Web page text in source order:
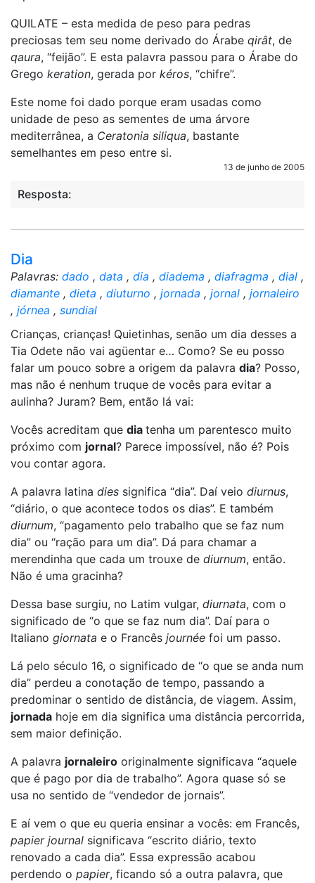
QUILATE – esta medida de peso para pedras
preciosas tem seu nome derivado do Árabe qirât, de
qaura, “feijão”. E esta palavra passou para o Árabe do
Grego keration, gerada por kéros, “chifre”.
Este nome foi dado porque eram usadas como
unidade de peso as sementes de uma árvore
mediterrânea, a Ceratonia siliqua, bastante
semelhantes em peso entre si.
13 de junho de 2005
Resposta:
Dia
Palavras: dado , data , dia , diadema , diafragma , dial ,
diamante , dieta , diuturno , jornada , jornal , jornaleiro
, jórnea , sundial
Crianças, crianças! Quietinhas, senão um dia desses a
Tia Odete não vai agüentar e… Como? Se eu posso
falar um pouco sobre a origem da palavra dia? Posso,
mas não é nenhum truque de vocês para evitar a
aulinha? Juram? Bem, então lá vai:
Vocês acreditam que dia tenha um parentesco muito
próximo com jornal? Parece impossível, não é? Pois
vou contar agora.
A palavra latina dies significa “dia”. Daí veio diurnus,
“diário, o que acontece todos os dias”. E também
diurnum, “pagamento pelo trabalho que se faz num
dia” ou “ração para um dia”. Dá para chamar a
merendinha que cada um trouxe de diurnum, então.
Não é uma gracinha?
Dessa base surgiu, no Latim vulgar, diurnata, com o
significado de “o que se faz num dia”. Daí para o
Italiano giornata e o Francês journée foi um passo.
Lá pelo século 16, o significado de “o que se anda num
dia” perdeu a conotação de tempo, passando a
predominar o sentido de distância, de viagem. Assim,
jornada hoje em dia significa uma distância percorrida,
sem maior definição.
A palavra jornaleiro originalmente significava “aquele
que é pago por dia de trabalho”. Agora quase só se
usa no sentido de “vendedor de jornais”.
E aí vem o que eu queria ensinar a vocês: em Francês,
papier journal significava “escrito diário, texto
renovado a cada dia”. Essa expressão acabou
perdendo o papier, ficando só a outra palavra, que